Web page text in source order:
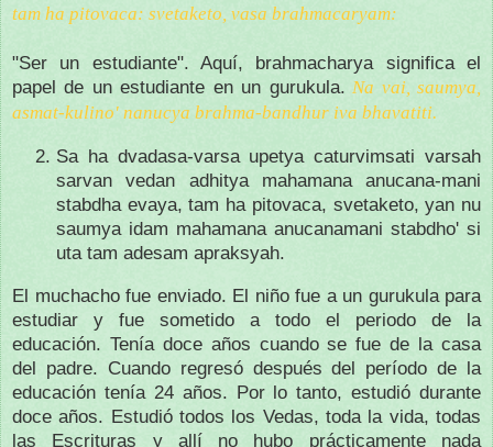
tam ha pitovaca: svetaketo, vasa brahmacaryam:
"Ser un estudiante". Aquí, brahmacharya significa el
papel de un estudiante en un gurukula. Na vai, saumya,
asmat-kulino' nanucya brahma-bandhur iva bhavatiti.
Sa ha dvadasa-varsa upetya caturvimsati varsah
sarvan vedan adhitya mahamana anucana-mani
stabdha evaya, tam ha pitovaca, svetaketo, yan nu
saumya idam mahamana anucanamani stabdho' si
uta tam adesam apraksyah.
El muchacho fue enviado. El niño fue a un gurukula para
estudiar y fue sometido a todo el periodo de la
educación. Tenía doce años cuando se fue de la casa
del padre. Cuando regresó después del período de la
educación tenía 24 años. Por lo tanto, estudió durante
doce años. Estudió todos los Vedas, toda la vida, todas
las Escrituras y allí no hubo prácticamente nada